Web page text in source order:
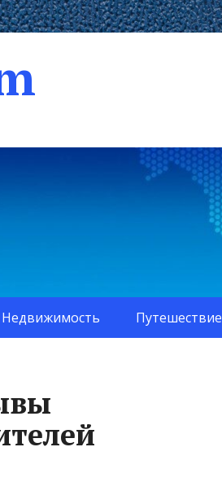
Недвижимость Путешествие